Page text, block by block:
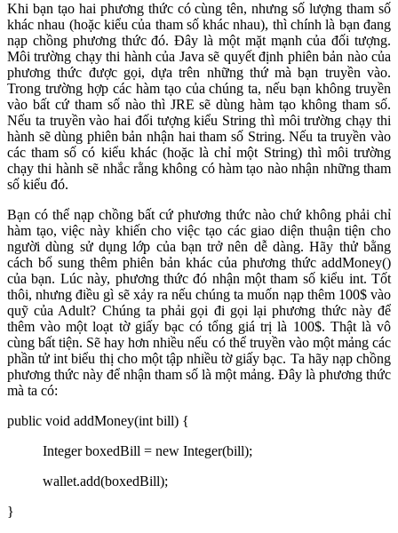
Khi bạn tạo hai phương thức có cùng tên, nhưng số lượng tham số
khác nhau (hoặc kiểu của tham số khác nhau), thì chính là bạn đang
nạp chồng phương thức đó. Đây là một mặt mạnh của đối tượng.
Môi trường chạy thi hành của Java sẽ quyết định phiên bản nào của
phương thức được gọi, dựa trên những thứ mà bạn truyền vào.
Trong trường hợp các hàm tạo của chúng ta, nếu bạn không truyền
vào bất cứ tham số nào thì JRE sẽ dùng hàm tạo không tham số.
Nếu ta truyền vào hai đối tượng kiểu String thì môi trường chạy thi
hành sẽ dùng phiên bản nhận hai tham số String. Nếu ta truyền vào
các tham số có kiểu khác (hoặc là chỉ một String) thì môi trường
chạy thi hành sẽ nhắc rằng không có hàm tạo nào nhận những tham
số kiểu đó.
Bạn có thể nạp chồng bất cứ phương thức nào chứ không phải chỉ
hàm tạo, việc này khiến cho việc tạo các giao diện thuận tiện cho
người dùng sử dụng lớp của bạn trở nên dễ dàng. Hãy thử bằng
cách bổ sung thêm phiên bản khác của phương thức addMoney()
của bạn. Lúc này, phương thức đó nhận một tham số kiểu int. Tốt
thôi, nhưng điều gì sẽ xảy ra nếu chúng ta muốn nạp thêm 100$ vào
quỹ của Adult? Chúng ta phải gọi đi gọi lại phương thức này để
thêm vào một loạt tờ giấy bạc có tổng giá trị là 100$. Thật là vô
cùng bất tiện. Sẽ hay hơn nhiều nếu có thể truyền vào một mảng các
phần tử int biểu thị cho một tập nhiều tờ giấy bạc. Ta hãy nạp chồng
phương thức này để nhận tham số là một mảng. Đây là phương thức
mà ta có:
public void addMoney(int bill) {
Integer boxedBill = new Integer(bill);
wallet.add(boxedBill);
}